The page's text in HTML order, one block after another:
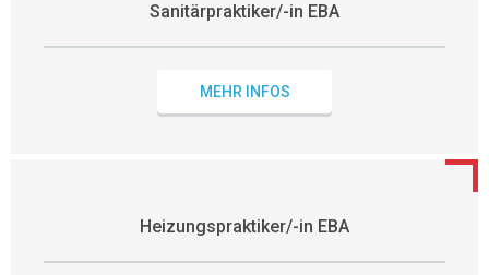
Sanitärpraktiker/-in EBA
MEHR INFOS
Heizungspraktiker/-in EBA